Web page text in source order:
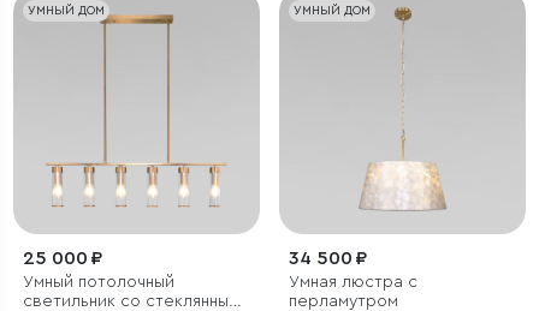
УМНЫЙ ДОМ
25 000 ₽
Умный потолочный
светильник со стеклянными
УМНЫЙ ДОМ
34 500 ₽
Умная люстра с
перламутром